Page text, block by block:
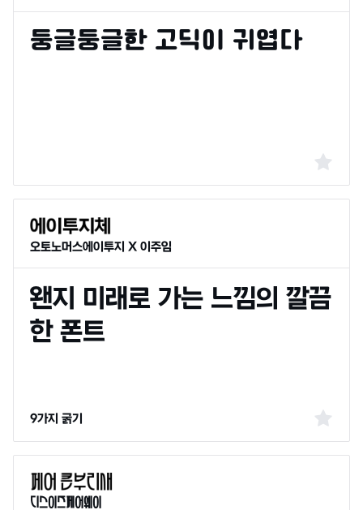
오토노머스에이투지 X 이주임
9가지 굵기
디스이즈페어웨이